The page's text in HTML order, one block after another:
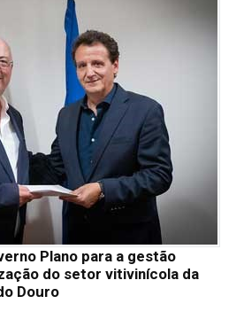
Plano para a gestão
do setor vitivinícola da
Douro